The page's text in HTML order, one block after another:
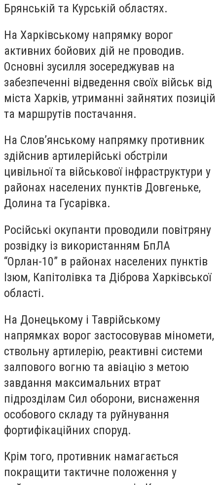
Брянській та Курській областях.
На Харківському напрямку ворог
активних бойових дій не проводив.
Основні зусилля зосереджував на
забезпеченні відведення своїх військ від
міста Харків, утриманні зайнятих позицій
та маршрутів постачання.
На Слов’янському напрямку противник
здійснив артилерійські обстріли
цивільної та військової інфраструктури у
районах населених пунктів Довгеньке,
Долина та Гусарівка.
Російські окупанти проводили повітряну
розвідку із використанням БпЛА
“Орлан-10” в районах населених пунктів
Ізюм, Капітолівка та Діброва Харківської
області.
На Донецькому і Таврійському
напрямках ворог застосовував міномети,
ствольну артилерію, реактивні системи
залпового вогню та авіацію з метою
завдання максимальних втрат
підрозділам Сил оборони, виснаження
особового складу та руйнування
фортифікаційних споруд.
Крім того, противник намагається
покращити тактичне положення у